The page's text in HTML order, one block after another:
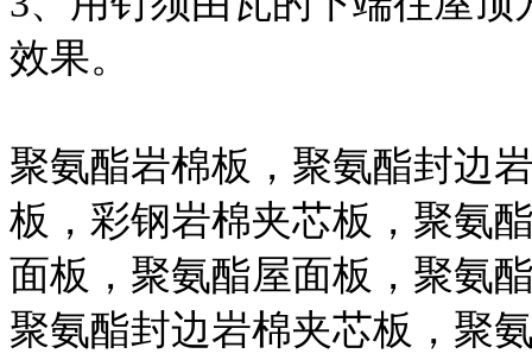
效果。
聚氨酯岩棉板，聚氨酯封边
板，彩钢岩棉夹芯板，聚氨
面板，聚氨酯屋面板，聚氨
聚氨酯封边岩棉夹芯板，聚